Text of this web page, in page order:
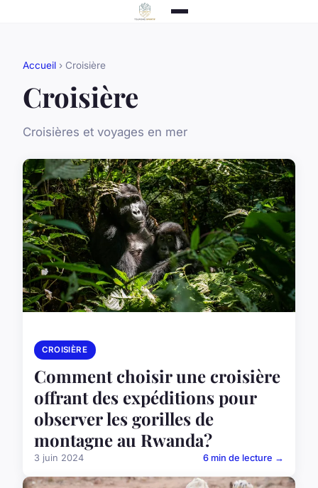
Accueil › Croisière
Croisière
Croisières et voyages en mer
CROISIÈRE
Comment choisir une croisière
offrant des expéditions pour
observer les gorilles de
montagne au Rwanda?
3 juin 2024 6 min de lecture →